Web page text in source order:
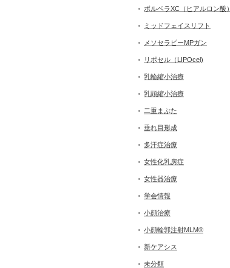
ボルベラXC（ヒアルロン酸）
ミッドフェイスリフト
メソセラピーMPガン
リポセル（LIPOcel)
乳輪縮小治療
乳頭縮小治療
二重まぶた
垂れ目形成
多汗症治療
女性化乳房症
女性器治療
学会情報
小顔治療
小顔輪郭注射MLM®
新ケアシス
未分類